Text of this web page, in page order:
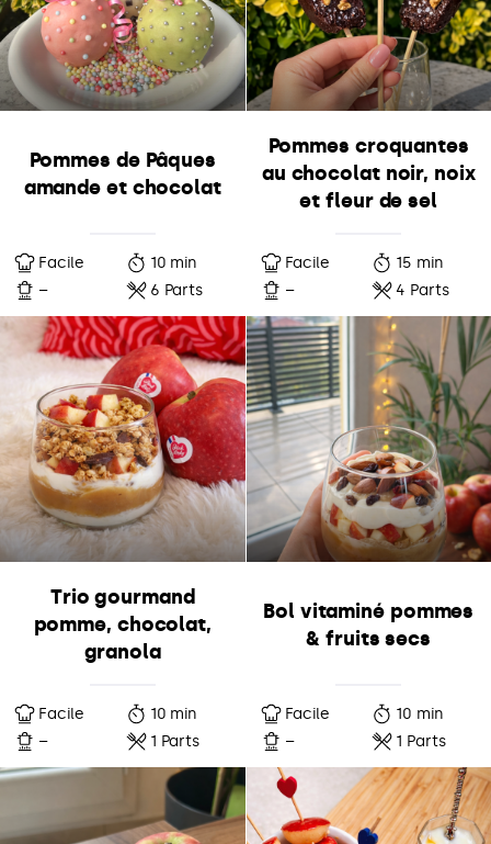
Pommes de Pâques
amande et chocolat
Facile
10 min
–
6 Parts
Pommes croquantes
au chocolat noir, noix
et fleur de sel
Facile
15 min
–
4 Parts
Trio gourmand
pomme, chocolat,
granola
Facile
10 min
–
1 Parts
Bol vitaminé pommes
& fruits secs
Facile
10 min
–
1 Parts